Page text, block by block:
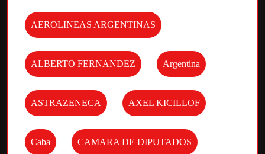
AEROLINEAS ARGENTINAS
ALBERTO FERNANDEZ Argentina
ASTRAZENECA AXEL KICILLOF
Caba CAMARA DE DIPUTADOS